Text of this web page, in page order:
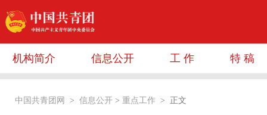
机构简介 信息公开 工 作 特 稿
中国共青团网 > 信息公开 > 重点工作 > 正文